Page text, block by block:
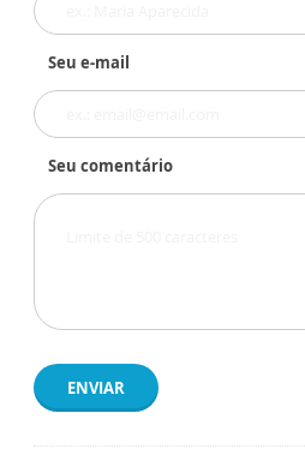
Seu e-mail
Seu comentário
ENVIAR